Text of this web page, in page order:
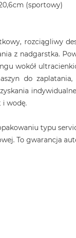
(sportowy)
rozciągliwy
z nadgarstka.
wokół
do
i wodę.
typu
To gwarancja